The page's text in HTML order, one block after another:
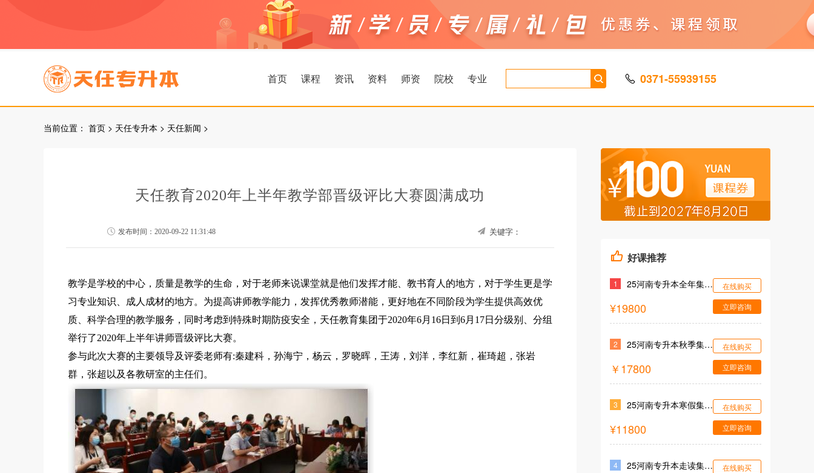
首页 课程 资讯 资料 师资 院校 专业 0371-55939155
当前位置： 首页 > 天任专升本 > 天任新闻 >
天任教育2020年上半年教学部晋级评比大赛圆满成功
发布时间：2020-09-22 11:31:48 关键字：
教学是学校的中心，质量是教学的生命，对于老师来说课堂就是他们发挥才能、教书育人的地方，对于学生更是学
习专业知识、成人成材的地方。为提高讲师教学能力，发挥优秀教师潜能，更好地在不同阶段为学生提供高效优
质、科学合理的教学服务，同时考虑到特殊时期防疫安全，天任教育集团于2020年6月16日到6月17日分级别、分组
举行了2020年上半年讲师晋级评比大赛。
参与此次大赛的主要领导及评委老师有:秦建科，孙海宁，杨云，罗晓晖，王涛，刘洋，李红新，崔琦超，张岩
群，张超以及各教研室的主任们。
好课推荐
1 25河南专升本全年集训营
¥19800
在线购买
立即咨询
2 25河南专升本秋季集训营
￥17800
在线购买
立即咨询
3 25河南专升本寒假集训营
¥11800
在线购买
立即咨询
4 25河南专升本走读集训营
在线购买